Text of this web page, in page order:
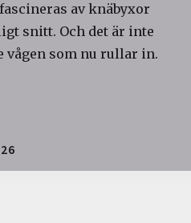
av knäbyxor
snitt. Och det är inte
vågen som nu rullar in.